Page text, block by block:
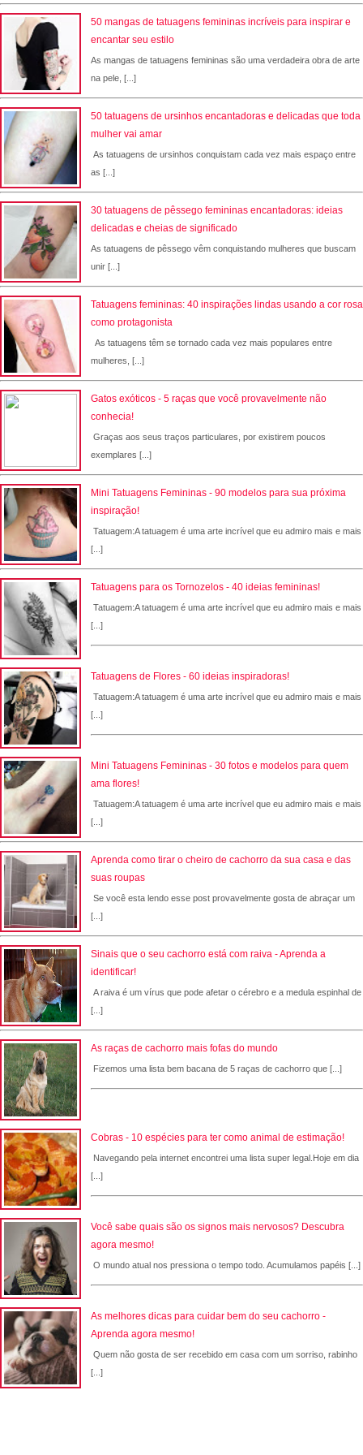
50 mangas de tatuagens femininas incríveis para inspirar e
encantar seu estilo
As mangas de tatuagens femininas são uma verdadeira obra de arte
na pele, [...]
50 tatuagens de ursinhos encantadoras e delicadas que toda
mulher vai amar
As tatuagens de ursinhos conquistam cada vez mais espaço entre
as [...]
30 tatuagens de pêssego femininas encantadoras: ideias
delicadas e cheias de significado
As tatuagens de pêssego vêm conquistando mulheres que buscam
unir [...]
Tatuagens femininas: 40 inspirações lindas usando a cor rosa
como protagonista
As tatuagens têm se tornado cada vez mais populares entre
mulheres, [...]
Gatos exóticos - 5 raças que você provavelmente não
conhecia!
Graças aos seus traços particulares, por existirem poucos
exemplares [...]
Mini Tatuagens Femininas - 90 modelos para sua próxima
inspiração!
Tatuagem:A tatuagem é uma arte incrível que eu admiro mais e mais
[...]
Tatuagens para os Tornozelos - 40 ideias femininas!
Tatuagem:A tatuagem é uma arte incrível que eu admiro mais e mais
[...]
Tatuagens de Flores - 60 ideias inspiradoras!
Tatuagem:A tatuagem é uma arte incrível que eu admiro mais e mais
[...]
Mini Tatuagens Femininas - 30 fotos e modelos para quem
ama flores!
Tatuagem:A tatuagem é uma arte incrível que eu admiro mais e mais
[...]
Aprenda como tirar o cheiro de cachorro da sua casa e das
suas roupas
Se você esta lendo esse post provavelmente gosta de abraçar um
[...]
Sinais que o seu cachorro está com raiva - Aprenda a
identificar!
A raiva é um vírus que pode afetar o cérebro e a medula espinhal de
[...]
As raças de cachorro mais fofas do mundo
Fizemos uma lista bem bacana de 5 raças de cachorro que [...]
Cobras - 10 espécies para ter como animal de estimação!
Navegando pela internet encontrei uma lista super legal.Hoje em dia
[...]
Você sabe quais são os signos mais nervosos? Descubra
agora mesmo!
O mundo atual nos pressiona o tempo todo. Acumulamos papéis [...]
As melhores dicas para cuidar bem do seu cachorro -
Aprenda agora mesmo!
Quem não gosta de ser recebido em casa com um sorriso, rabinho
[...]